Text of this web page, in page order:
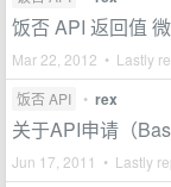
饭否 API 返回值
Mar 22, 2012 • Lastly
饭否 API • rex
关于API申请（
Jun 17, 2011 • Lastly